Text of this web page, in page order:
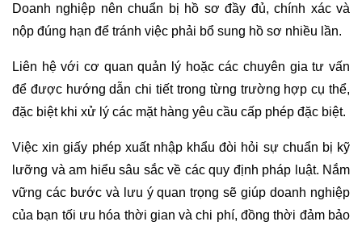
Doanh nghiệp nên chuẩn bị hồ sơ đầy đủ, chính xác và
nộp đúng hạn để tránh việc phải bổ sung hồ sơ nhiều lần.
Liên hệ với cơ quan quản lý hoặc các chuyên gia tư vấn
để được hướng dẫn chi tiết trong từng trường hợp cụ thể,
đặc biệt khi xử lý các mặt hàng yêu cầu cấp phép đặc biệt.
Việc xin giấy phép xuất nhập khẩu đòi hỏi sự chuẩn bị kỹ
lưỡng và am hiểu sâu sắc về các quy định pháp luật. Nắm
vững các bước và lưu ý quan trọng sẽ giúp doanh nghiệp
của bạn tối ưu hóa thời gian và chi phí, đồng thời đảm bảo